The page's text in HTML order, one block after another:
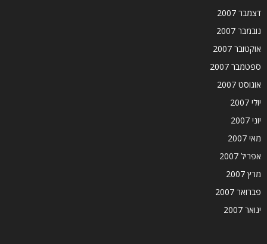
דצמבר 2007
נובמבר 2007
אוקטובר 2007
ספטמבר 2007
אוגוסט 2007
יולי 2007
יוני 2007
מאי 2007
אפריל 2007
מרץ 2007
פברואר 2007
ינואר 2007